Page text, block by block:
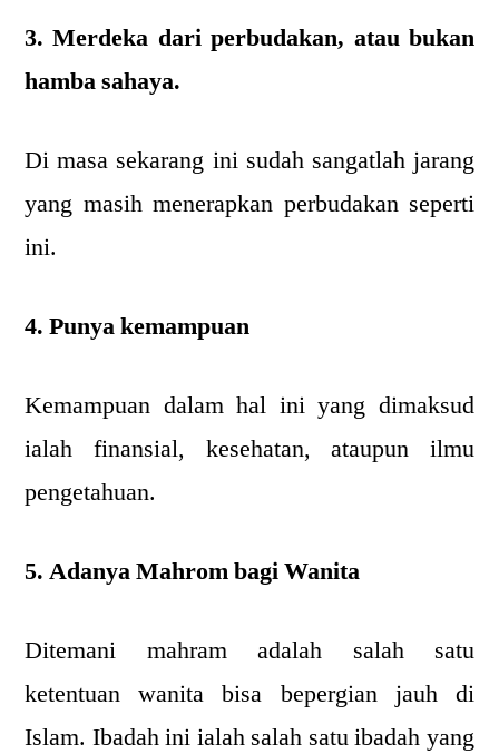
3. Merdeka dari perbudakan, atau bukan
hamba sahaya.
Di masa sekarang ini sudah sangatlah jarang
yang masih menerapkan perbudakan seperti
ini.
4. Punya kemampuan
Kemampuan dalam hal ini yang dimaksud
ialah finansial, kesehatan, ataupun ilmu
pengetahuan.
5. Adanya Mahrom bagi Wanita
Ditemani mahram adalah salah satu
ketentuan wanita bisa bepergian jauh di
Islam. Ibadah ini ialah salah satu ibadah yang